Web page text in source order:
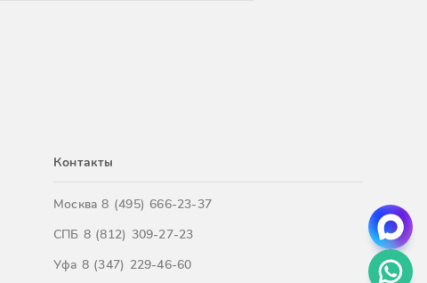
Контакты
Москва8 (495) 666-23-37
СПБ 8 (812) 309-27-23
Уфа 8 (347) 229-46-60